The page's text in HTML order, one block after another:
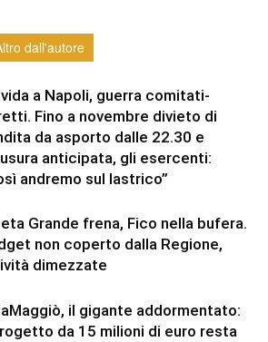
dall'autore
a Napoli, guerra comitati-
Fino a novembre divieto di
da asporto dalle 22.30 e
anticipata, gli esercenti:
andremo sul lastrico”
Grande frena, Fico nella bufera.
non coperto dalla Regione,
dimezzate
il gigante addormentato:
da 15 milioni di euro resta